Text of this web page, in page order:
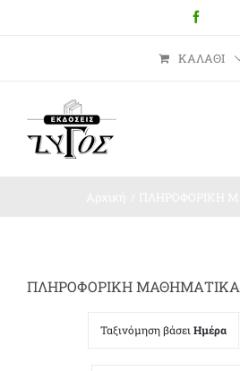
ΚΑΛΆΘΙ
ΠΛΗΡΟΦΟΡΙΚΗ ΜΑΘΗΜΑΤΙΚΑ
Ταξινόμηση βάσει Ημέρα